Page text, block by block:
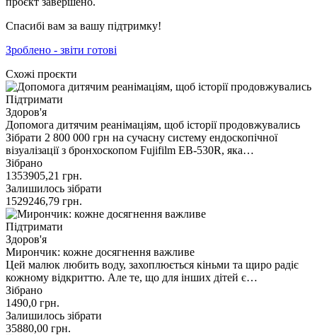
Спасибі вам за вашу підтримку!
Зроблено - звіти готові
Схожі проєкти
Підтримати
Здоров'я
Допомога дитячим реанімаціям, щоб історії продовжувались
Зібрати 2 800 000 грн на сучасну систему ендоскопічної
візуалізації з бронхоскопом Fujifilm EB-530R, яка…
Зібрано
1353905,21 грн.
Залишилось зібрати
1529246,79 грн.
Підтримати
Здоров'я
Мирончик: кожне досягнення важливе
Цей малюк любить воду, захоплюється кіньми та щиро радіє
кожному відкриттю. Але те, що для інших дітей є…
Зібрано
1490,0 грн.
Залишилось зібрати
35880,00 грн.